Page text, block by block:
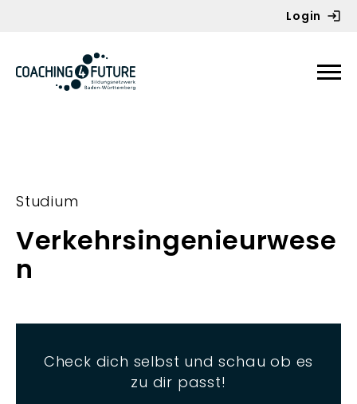
Login
Studium
Verkehrsingenieurwese
n
Check dich selbst und schau ob es
zu dir passt!